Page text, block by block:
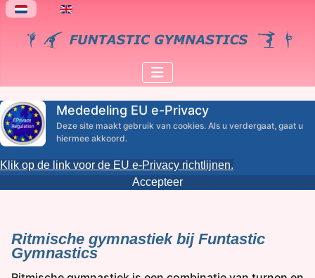
Selecteer de taal
Mededeling EU e-Privacy
Deze site maakt gebruik van cookies. Als u verdergaat, gaat u
hiermee akkoord.
Klik op de link voor de EU e-Privacy richtlijnen.
Accepteer
Ritmische gymnastiek bij Funtastic
Gymnastics